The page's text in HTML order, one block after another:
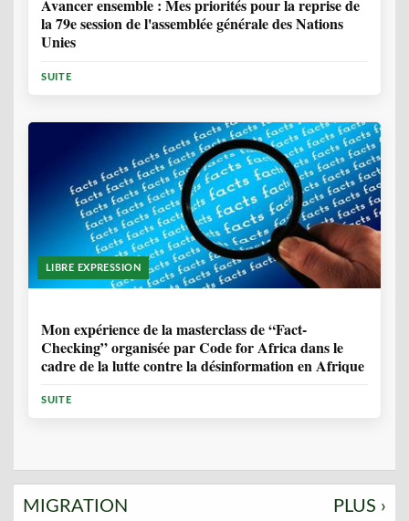
Avancer ensemble : Mes priorités pour la reprise de
la 79e session de l'assemblée générale des Nations
Unies
SUITE
LIBRE EXPRESSION
Mon expérience de la masterclass de “Fact-
Checking” organisée par Code for Africa dans le
cadre de la lutte contre la désinformation en Afrique
SUITE
MIGRATION PLUS ›